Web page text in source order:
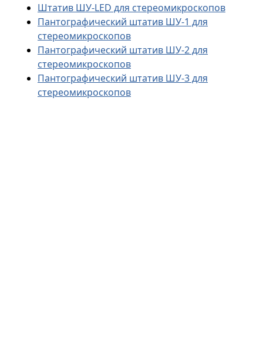
Штатив ШУ-LED для стереомикроскопов
Пантографический штатив ШУ-1 для
стереомикроскопов
Пантографический штатив ШУ-2 для
стереомикроскопов
Пантографический штатив ШУ-3 для
стереомикроскопов